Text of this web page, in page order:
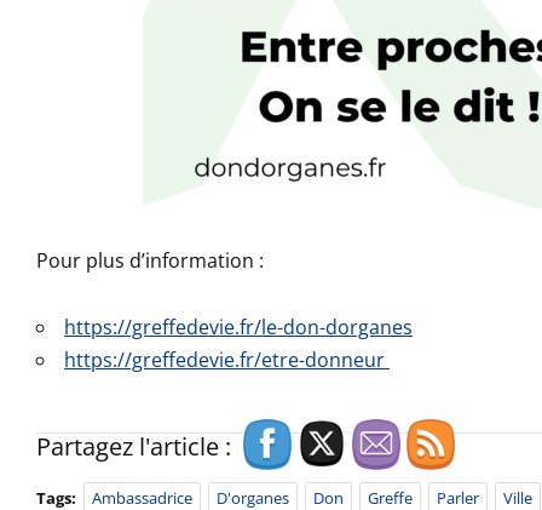
Pour plus d’information :
https://greffedevie.fr/le-don-dorganes
https://greffedevie.fr/etre-donneur
Partagez l'article :
Tags: Ambassadrice D'organes Don Greffe Parler Ville